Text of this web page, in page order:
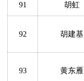
91 胡虹
92 胡建基
93 黄东雁